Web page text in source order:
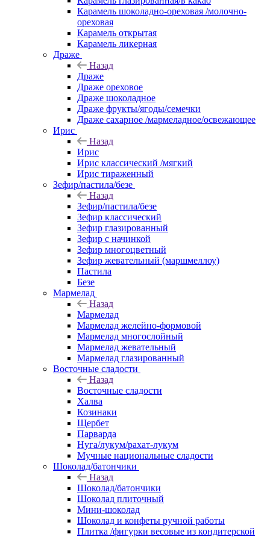
Карамель шоколадно-ореховая /молочно-
ореховая
Карамель открытая
Карамель ликерная
Драже
Назад
Драже
Драже ореховое
Драже шоколадное
Драже фрукты/ягоды/семечки
Драже сахарное /мармеладное/освежающее
Ирис
Назад
Ирис
Ирис классический /мягкий
Ирис тираженный
Зефир/пастила/безе
Назад
Зефир/пастила/безе
Зефир классический
Зефир глазированный
Зефир с начинкой
Зефир многоцветный
Зефир жевательный (маршмеллоу)
Пастила
Безе
Мармелад
Назад
Мармелад
Мармелад желейно-формовой
Мармелад многослойный
Мармелад жевательный
Мармелад глазированный
Восточные сладости
Назад
Восточные сладости
Халва
Козинаки
Щербет
Парварда
Нуга/лукум/рахат-лукум
Мучные национальные сладости
Шоколад/батончики
Назад
Шоколад/батончики
Шоколад плиточный
Мини-шоколад
Шоколад и конфеты ручной работы
Плитка /фигурки весовые из кондитерской